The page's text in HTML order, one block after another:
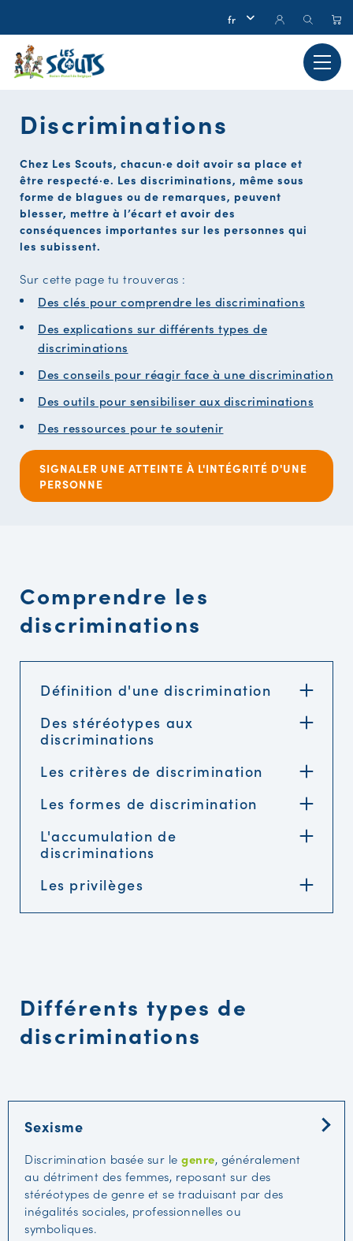
Discriminations
Chez Les Scouts, chacun·e doit avoir sa place et
être respecté·e. Les discriminations, même sous
forme de blagues ou de remarques, peuvent
blesser, mettre à l’écart et avoir des
conséquences importantes sur les personnes qui
les subissent.
Sur cette page tu trouveras :
Des clés pour comprendre les discriminations
Des explications sur différents types de
discriminations
Des conseils pour réagir face à une discrimination
Des outils pour sensibiliser aux discriminations
Des ressources pour te soutenir
SIGNALER UNE ATTEINTE À L'INTÉGRITÉ D'UNE
PERSONNE
Comprendre les
discriminations
Définition d'une discrimination
Des stéréotypes aux
discriminations
Les critères de discrimination
Les formes de discrimination
L'accumulation de
discriminations
Les privilèges
Différents types de
discriminations
Sexisme
Discrimination basée sur le genre, généralement
au détriment des femmes, reposant sur des
stéréotypes de genre et se traduisant par des
inégalités sociales, professionnelles ou
symboliques.